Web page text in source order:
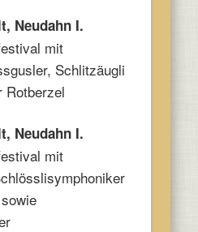
Neudahn I.
mit
Schlitzäugli
Rotberzel
Neudahn I.
mit